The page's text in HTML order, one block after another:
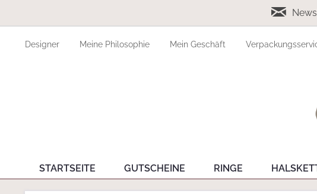
Designer Meine Philosophie Mein Geschäft
STARTSEITE GUTSCHEINE RINGE